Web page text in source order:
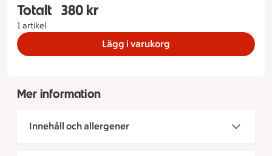
Totalt
1 artikel
Totalt 1 stycken Smörgåstårta Surf & Turf
380 kr
Lägg i varukorg
Mer information
Innehåll och allergener